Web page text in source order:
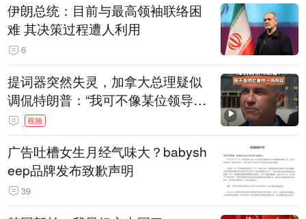
伊朗总统：目前与最高领袖联络困
难 其决策过程遭人利用
6
提词器突然失灵，加拿大总理疑似
调侃特朗普：“我可不像某位领导
人，把这当成一场阴谋”，全场哄笑
视频
广告吐槽女生月经气味大？babysh
eep品牌发布致歉声明
39